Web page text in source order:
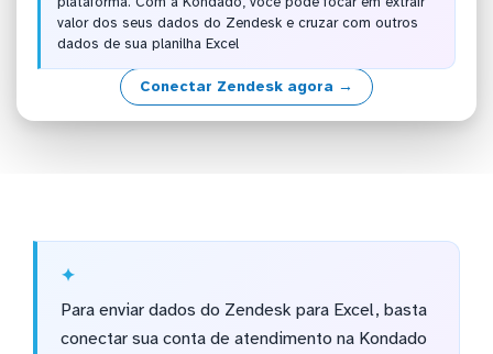
valor dos seus dados do Zendesk e cruzar com outros
dados de sua planilha Excel
Conectar Zendesk agora →
Para enviar dados do Zendesk para Excel, basta
conectar sua conta de atendimento na Kondado